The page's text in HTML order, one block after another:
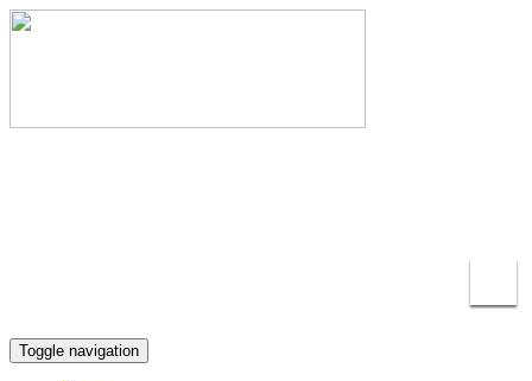
Toggle navigation